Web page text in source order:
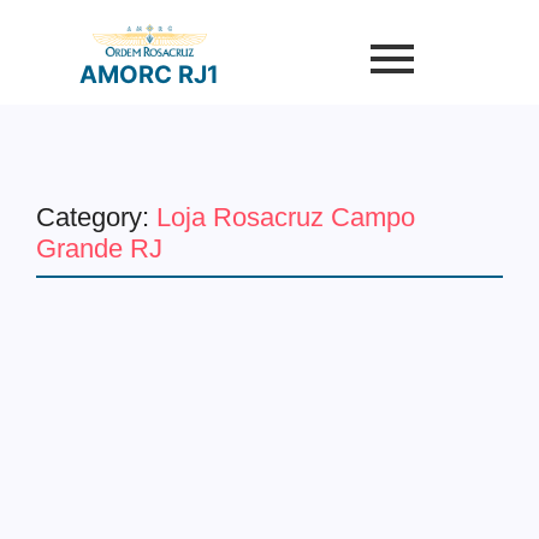
AMORC RJ1
Category: Loja Rosacruz Campo
Grande RJ